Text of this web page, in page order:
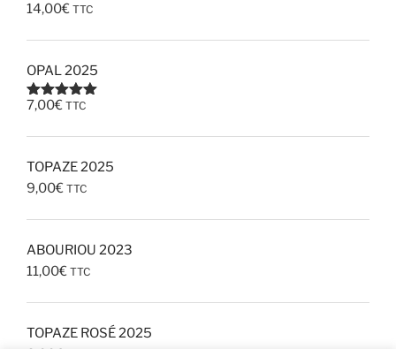
14,00€ TTC
OPAL 2025
Note5.00
7,00€ TTC
TOPAZE 2025
9,00€ TTC
ABOURIOU 2023
11,00€ TTC
TOPAZE ROSÉ 2025